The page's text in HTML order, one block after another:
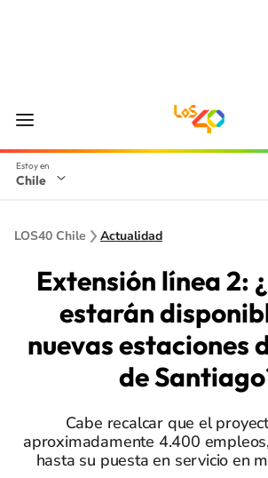
Chile
LOS40 Chile Actualidad
Extensión línea 2:
estarán
nuevas estaciones
de
Cabe recalcar que el
aproximadamente 4.400
hasta su puesta en servicio en